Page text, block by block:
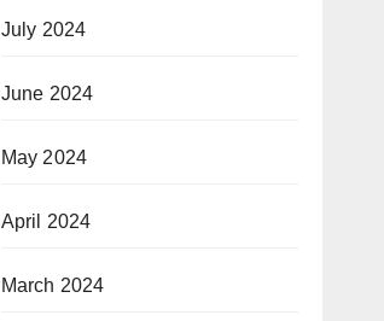
July 2024
June 2024
May 2024
April 2024
March 2024